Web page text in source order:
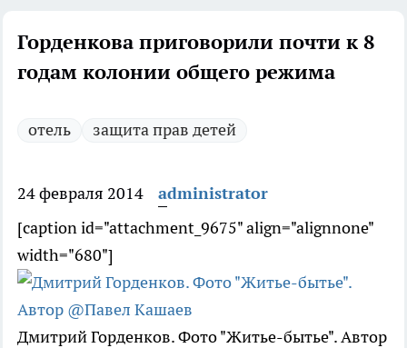
Горденкова приговорили почти к 8
годам колонии общего режима
отель защита прав детей
24 февраля 2014
administrator
[caption id="attachment_9675" align="alignnone"
width="680"]
Дмитрий Горденков. Фото "Житье-бытье". Автор